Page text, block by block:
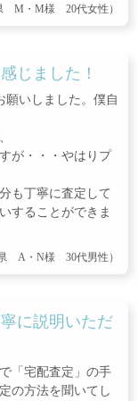
M・M様 20代女性）
じました！
願いしました。僕自
が・・・やはりプ
も丁寧に査定して
することができま
県 A・N様 30代男性）
に説明いただ
「宅配査定」の手
の方法を聞いてし